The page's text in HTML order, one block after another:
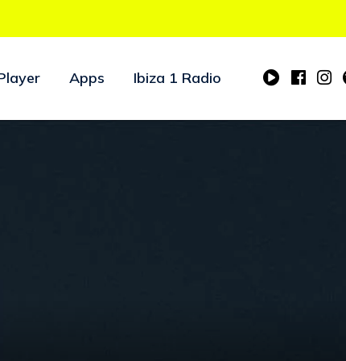
d’ouverture
Apps Ibiza 1 Radio